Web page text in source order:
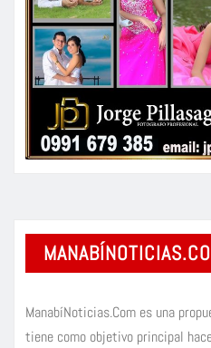
ManabíNoticias.Com es una
tiene como objetivo principal